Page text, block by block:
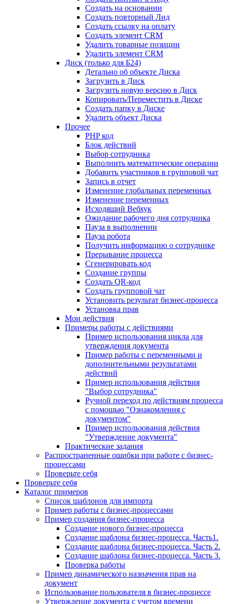
Создать на основании
Создать повторный Лид
Создать ссылку на оплату
Создать элемент CRM
Удалить товарные позиции
Удалить элемент CRM
Диск (только для Б24)
Детально об объекте Диска
Загрузить в Диск
Загрузить новую версию в Диск
Копировать/Переместить в Диске
Создать папку в Диске
Удалить объект Диска
Прочее
PHP код
Блок действий
Выбор сотрудника
Выполнить математические операции
Добавить участников в групповой чат
Запись в отчет
Изменение глобальных переменных
Изменение переменных
Исходящий Вебхук
Ожидание рабочего дня сотрудника
Пауза в выполнении
Пауза робота
Получить информацию о сотруднике
Прерывание процесса
Сгенерировать код
Создание группы
Создать QR-код
Создать групповой чат
Установить результат бизнес-процесса
Установка прав
Мои действия
Примеры работы с действиями
Пример использования цикла для
утверждения документа
Пример работы с переменными и
дополнительными результатами
действий
Пример использования действия
"Выбор сотрудника"
Ручной переход по действиям процесса
с помощью "Ознакомления с
документом"
Пример использования действия
"Утверждение документа"
Практические задания
Распространенные ошибки при работе с бизнес-
процессами
Проверьте себя
Проверьте себя
Каталог примеров
Список шаблонов для импорта
Пример работы с бизнес-процессами
Пример создания бизнес-процесса
Создание нового бизнес-процесса
Создание шаблона бизнес-процесса. Часть1.
Создание шаблона бизнес-процесса. Часть 2.
Создание шаблона бизнес-процесса. Часть 3.
Проверка работы
Пример динамического назначения прав на
документ
Использование пользователя в бизнес-процессе
Утверждение документа с учетом времени